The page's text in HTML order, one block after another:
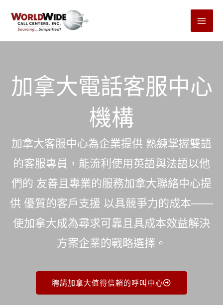
加拿大電話客服中心
機構
加拿大客服中心為企業提供 熟練掌握雙語
的客服專員，能流利使用英語與法語以他
們的 友善且專業的服務加拿大聯絡中心提
供 優質的客戶支援 以具競爭力的成本——
使加拿大成為尋求可靠且具成本效益解決
方案企業的戰略選擇。
聘請加拿大值得信賴的呼叫中心